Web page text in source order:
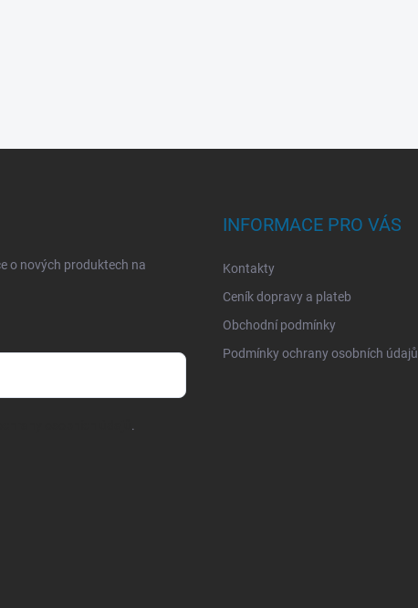
o nových produktech na
.
INFORMACE PRO VÁS
Kontakty
Ceník dopravy a plateb
Obchodní podmínky
Podmínky ochrany osobních údajů